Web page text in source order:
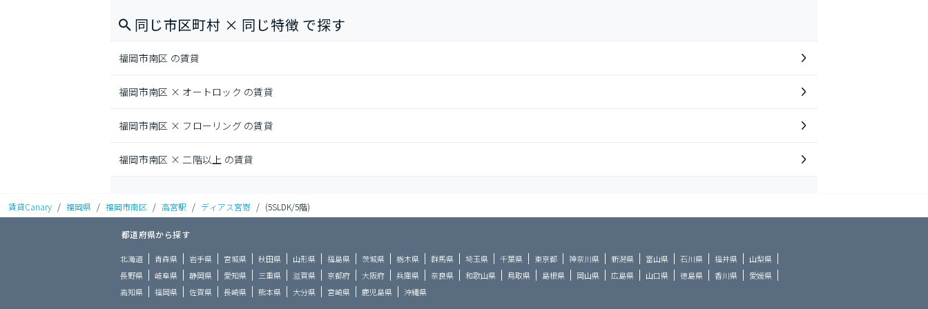
同じ市区町村 × 同じ特徴 で探す
福岡市南区 の賃貸
福岡市南区 × オートロック の賃貸
福岡市南区 × フローリング の賃貸
福岡市南区 × 二階以上 の賃貸
賃貸Canary / 福岡県 / 福岡市南区 / 高宮駅 / ディアス宮嵜 / (5SLDK/5階)
都道府県から探す
北海道 青森県 岩手県 宮城県 秋田県 山形県 福島県 茨城県 栃木県 群馬県 埼玉県 千葉県 東京都 神奈川県 新潟県 富山県 石川県 福井県
山梨県
長野県
岐阜県 静岡県 愛知県 三重県 滋賀県 京都府 大阪府 兵庫県 奈良県 和歌山県 鳥取県 島根県 岡山県 広島県 山口県 徳島県 香川県
愛媛県
高知県
福岡県 佐賀県 長崎県 熊本県 大分県 宮崎県 鹿児島県 沖縄県